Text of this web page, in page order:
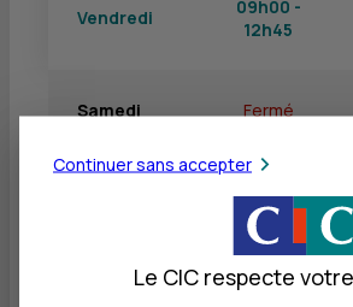
Vendredi
09h00 -
12h45
Samedi Fermé
Fermé
Continuer sans accepter
Le CIC respecte